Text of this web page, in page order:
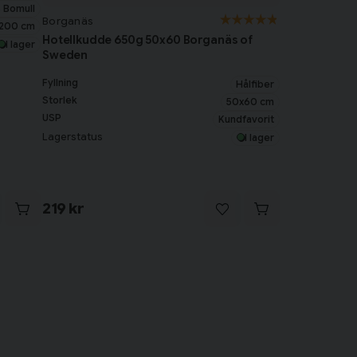
Bomull
cm
I lager
Borganäs
Hotellkudde 650g 50x60 Borganäs of
Sweden
Fyllning
Hålfiber
Storlek
50x60 cm
USP
Kundfavorit
Lagerstatus I lager
219 kr